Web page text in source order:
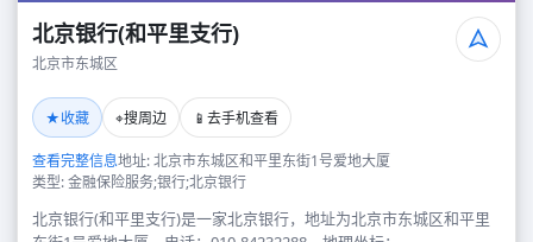
北京银行(和平里支行)
北京市东城区
★收藏 ⌖搜周边 📱 去手机查看
查看完整信息地址: 北京市东城区和平里东街1号爱地大厦
类型: 金融保险服务;银行;北京银行
北京银行(和平里支行)是一家北京银行，地址为北京市东城区和平里